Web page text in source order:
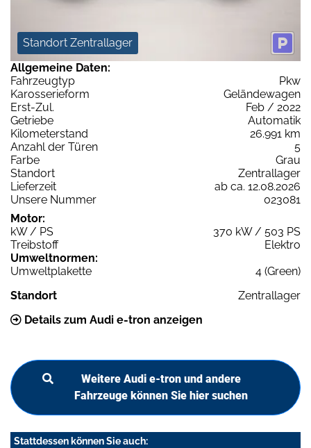
Standort Zentrallager
Allgemeine Daten:
Fahrzeugtyp
Pkw
Karosserieform
Geländewagen
Erst-Zul.
Feb / 2022
Getriebe
Automatik
Kilometerstand
26.991 km
Anzahl der Türen
5
Farbe
Grau
Standort
Zentrallager
Lieferzeit
ab ca. 12.08.2026
Unsere Nummer
023081
Motor:
kW / PS
370 kW / 503 PS
Treibstoff
Elektro
Umweltnormen:
Umweltplakette
4 (Green)
Standort
Zentrallager
Details zum Audi e-tron anzeigen
Weitere Audi e-tron und andere
Fahrzeuge können Sie hier suchen
Stattdessen können Sie auch: